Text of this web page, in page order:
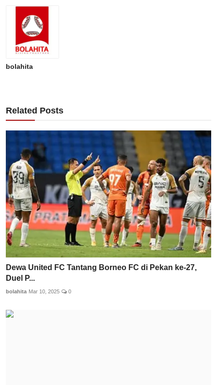
bolahita
Related Posts
Dewa United FC Tantang Borneo FC di Pekan ke-27,
Duel P...
bolahita Mar 10, 2025 0